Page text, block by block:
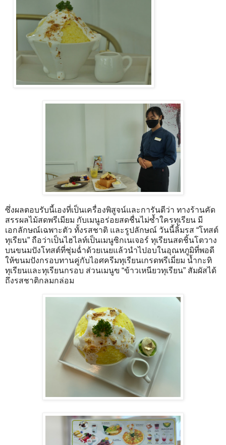
ซึ่งผลตอบรับนี้เองที่เป็นเครื่องพิสูจน์และการันตีว่า ทางร้านคัด
สรรผลไม้สดพรีเมียม กับเมนูอร่อยสดชื่นไม่ซ้ำใครทุเรียน มี
เอกลักษณ์เฉพาะตัว ทั้งรสชาติ และรูปลักษณ์ วันนี้ลิ้มรส “โทสต์
ทุเรียน” ถือว่าเป็นไฮไลท์เป็นเมนูซิกเนเจอร์ ทุเรียนสดชิ้นโตวาง
บนขนมปังโทสต์ที่ชุ่มฉ่ำด้วยเนยแล้วนำไปอบในอุณหภูมิที่พอดี
ให้ขนมปังกรอบทานคู่กับไอศครีมทุเรียนเกรดพรีเมี่ยม น้ำกะทิ
ทุเรียนและทุเรียนกรอบ ส่วนเมนูฃ “ข้าวเหนียวทุเรียน” สัมผัสได้
ถึงรสชาติกลมกล่อม